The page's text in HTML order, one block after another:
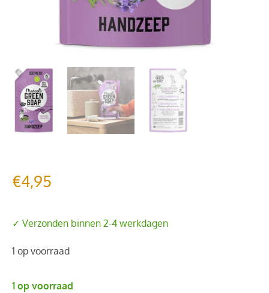
€4,95
✓ Verzonden binnen 2-4 werkdagen
1 op voorraad
1 op voorraad